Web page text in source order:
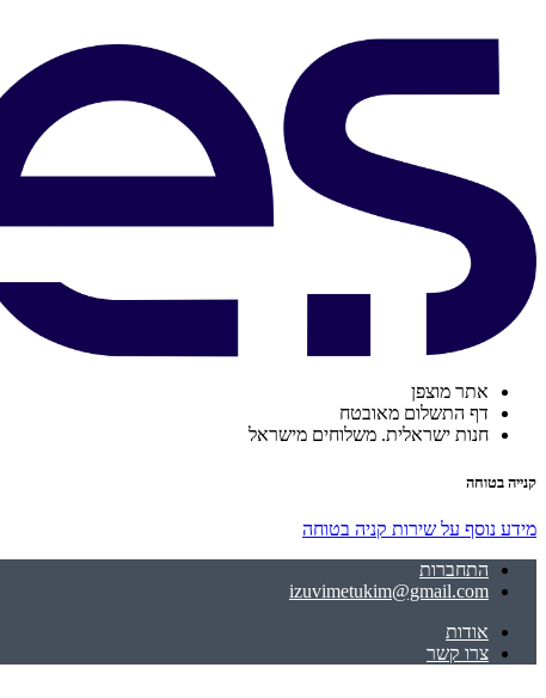
אתר מוצפן
דף התשלום מאובטח
חנות ישראלית. משלוחים מישראל
קנייה בטוחה
מידע נוסף על שירות קניה בטוחה
התחברות
izuvimetukim@gmail.com
אודות
צרו קשר